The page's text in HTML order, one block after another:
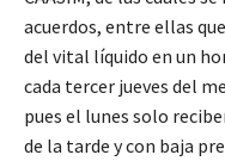
acuerdos, entre ellas
del vital líquido en un
cada tercer jueves del
pues el lunes solo
de la tarde y con baja